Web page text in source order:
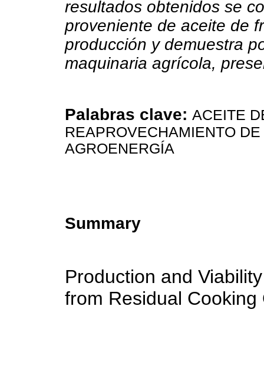
resultados obtenidos se
proveniente de aceite de
producción y demuestra
maquinaria agrícola,
Palabras clave: ACEITE
REAPROVECHAMIENTO
AGROENERGÍA
Summary
Production and
from Residual Cooking